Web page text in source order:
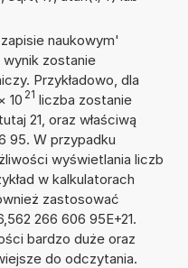
naukowym'
zostanie
Przykładowo, dla
10 21 liczba zostanie
21, oraz właściwą
95. W przypadku
wyświetlania liczb
w kalkulatorach
zastosować
266 606 95E+21.
bardzo duże oraz
do odczytania.